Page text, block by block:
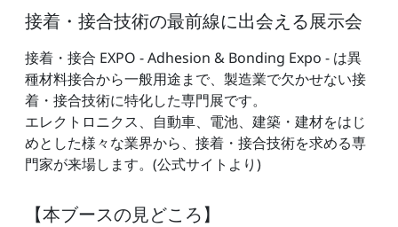
接着・接合技術の最前線に出会える展示会
接着・接合 EXPO - Adhesion & Bonding Expo - は異
種材料接合から一般用途まで、製造業で欠かせない接
着・接合技術に特化した専門展です。
エレクトロニクス、自動車、電池、建築・建材をはじ
めとした様々な業界から、接着・接合技術を求める専
門家が来場します。(公式サイトより)
【本ブースの見どころ】